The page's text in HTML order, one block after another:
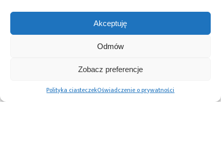
Akceptuję
Odmów
Zobacz preferencje
Polityka ciasteczekOświadczenie o prywatności
02.09.2024